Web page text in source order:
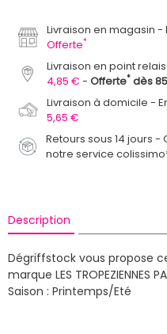
Livraison en magasin
Offerte*
Livraison en point relais
4,85 €
Offerte* dès
Livraison à domicile
5,65 €
Retours sous 14 jours
notre service
Description
Dégriffstock vous propose
marque LES TROPEZIENNES
Saison : Printemps/Eté